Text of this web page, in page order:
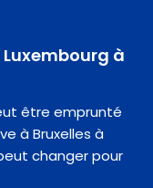
à
être emprunté
à Bruxelles à
changer pour